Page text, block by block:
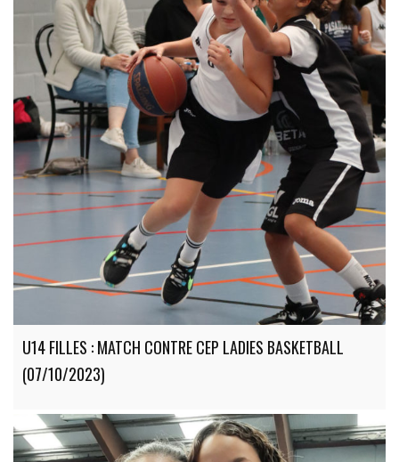
U14 FILLES : MATCH CONTRE CEP LADIES BASKETBALL
(07/10/2023)